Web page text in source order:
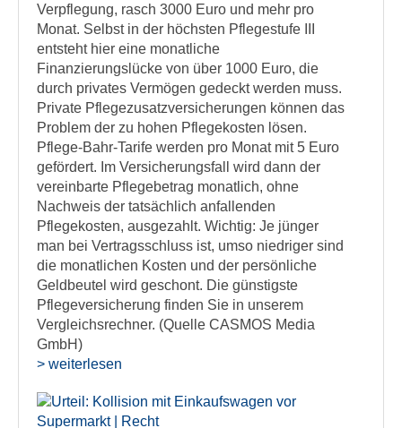
Verpflegung, rasch 3000 Euro und mehr pro
Monat. Selbst in der höchsten Pflegestufe III
entsteht hier eine monatliche
Finanzierungslücke von über 1000 Euro, die
durch privates Vermögen gedeckt werden muss.
Private Pflegezusatzversicherungen können das
Problem der zu hohen Pflegekosten lösen.
Pflege-Bahr-Tarife werden pro Monat mit 5 Euro
gefördert. Im Versicherungsfall wird dann der
vereinbarte Pflegebetrag monatlich, ohne
Nachweis der tatsächlich anfallenden
Pflegekosten, ausgezahlt. Wichtig: Je jünger
man bei Vertragsschluss ist, umso niedriger sind
die monatlichen Kosten und der persönliche
Geldbeutel wird geschont. Die günstigste
Pflegeversicherung finden Sie in unserem
Vergleichsrechner. (Quelle CASMOS Media
GmbH)
> weiterlesen